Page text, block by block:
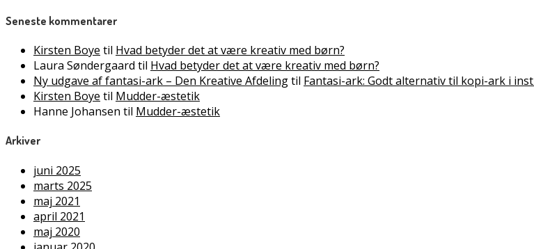
Seneste kommentarer
Kirsten Boye til Hvad betyder det at være kreativ med børn?
Laura Søndergaard til Hvad betyder det at være kreativ med børn?
Ny udgave af fantasi-ark – Den Kreative Afdelingtil Fantasi-ark: Godt alternativ til kopi-ark i
Kirsten Boye til Mudder-æstetik
Hanne Johansen til Mudder-æstetik
Arkiver
juni 2025
marts 2025
maj 2021
april 2021
maj 2020